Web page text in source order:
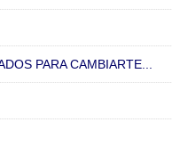
PARA CAMBIARTE...